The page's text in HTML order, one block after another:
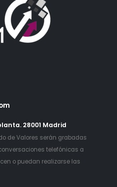
28001 Madrid
de Valores serán grabadas
telefónicas a
o puedan realizarse las